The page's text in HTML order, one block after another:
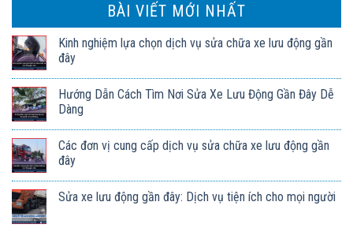
BÀI VIẾT MỚI NHẤT
Kinh nghiệm lựa chọn dịch vụ sửa chữa xe lưu động gần
đây
Hướng Dẫn Cách Tìm Nơi Sửa Xe Lưu Động Gần Đây Dễ
Dàng
Các đơn vị cung cấp dịch vụ sửa chữa xe lưu động gần
đây
Sửa xe lưu động gần đây: Dịch vụ tiện ích cho mọi người